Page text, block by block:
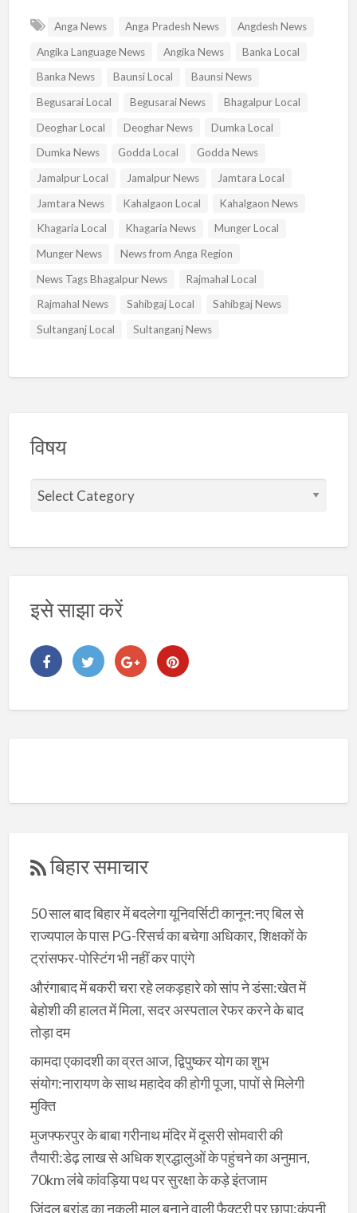
Anga News Anga Pradesh News
Angdesh News
Angika Language News
Angika News
Banka Local
Banka News
Baunsi Local
Baunsi News
Begusarai Local
Begusarai News
Bhagalpur Local
Deoghar Local
Deoghar News
Dumka Local
Dumka News
Godda Local
Godda News
Jamalpur Local
Jamalpur News
Jamtara Local
Jamtara News
Kahalgaon Local
Kahalgaon News
Khagaria Local
Khagaria News
Munger Local
Munger News
News from Anga Region
News Tags Bhagalpur News
Rajmahal Local
Rajmahal News
Sahibgaj Local
Sahibgaj News
Sultanganj Local
Sultanganj News
विषय
इसे साझा करें
बिहार समाचार
50 साल बाद बिहार में बदलेगा यूनिवर्सिटी कानून:नए बिल से
राज्यपाल के पास PG-रिसर्च का बचेगा अधिकार, शिक्षकों के
ट्रांसफर-पोस्टिंग भी नहीं कर पाएंगे
औरंगाबाद में बकरी चरा रहे लकड़हारे को सांप ने डंसा:खेत में
बेहोशी की हालत में मिला, सदर अस्पताल रेफर करने के बाद
तोड़ा दम
कामदा एकादशी का व्रत आज, द्विपुष्कर योग का शुभ
संयोग:नारायण के साथ महादेव की होगी पूजा, पापों से मिलेगी
मुक्ति
मुजफ्फरपुर के बाबा गरीनाथ मंदिर में दूसरी सोमवारी की
तैयारी:डेढ़ लाख से अधिक श्रद्धालुओं के पहुंचने का अनुमान,
70km लंबे कांवड़िया पथ पर सुरक्षा के कड़े इंतजाम
जिंदल ब्रांड का नकली माल बनाने वाली फैक्ट्री पर छापा:कंपनी